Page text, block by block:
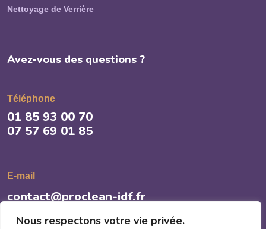
Nous respectons votre vie privée.
Nettoyage de Verrière
Avez-vous des questions ?
Téléphone
01 85 93 00 70
07 57 69 01 85
E-mail
contact@proclean-idf.fr